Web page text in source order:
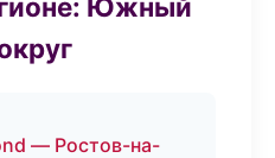
Южный
— Ростов-на-